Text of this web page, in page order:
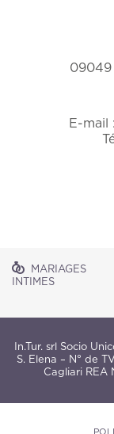
09049
E-mail :
MARIAGES
INTIMES
In.Tur. srl Socio
S. Elena – N° de
Cagliari REA